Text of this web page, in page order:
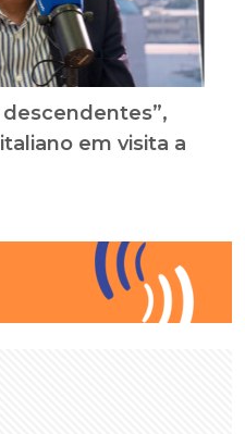
descendentes”,
em visita a